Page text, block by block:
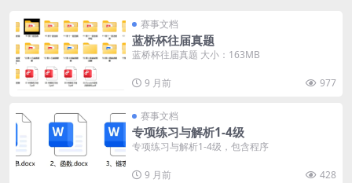
赛事文档
蓝桥杯往届真题
蓝桥杯往届真题 大小：163MB
9 月前 977
赛事文档
专项练习与解析1-4级
专项练习与解析1-4级，包含程序
9 月前 428